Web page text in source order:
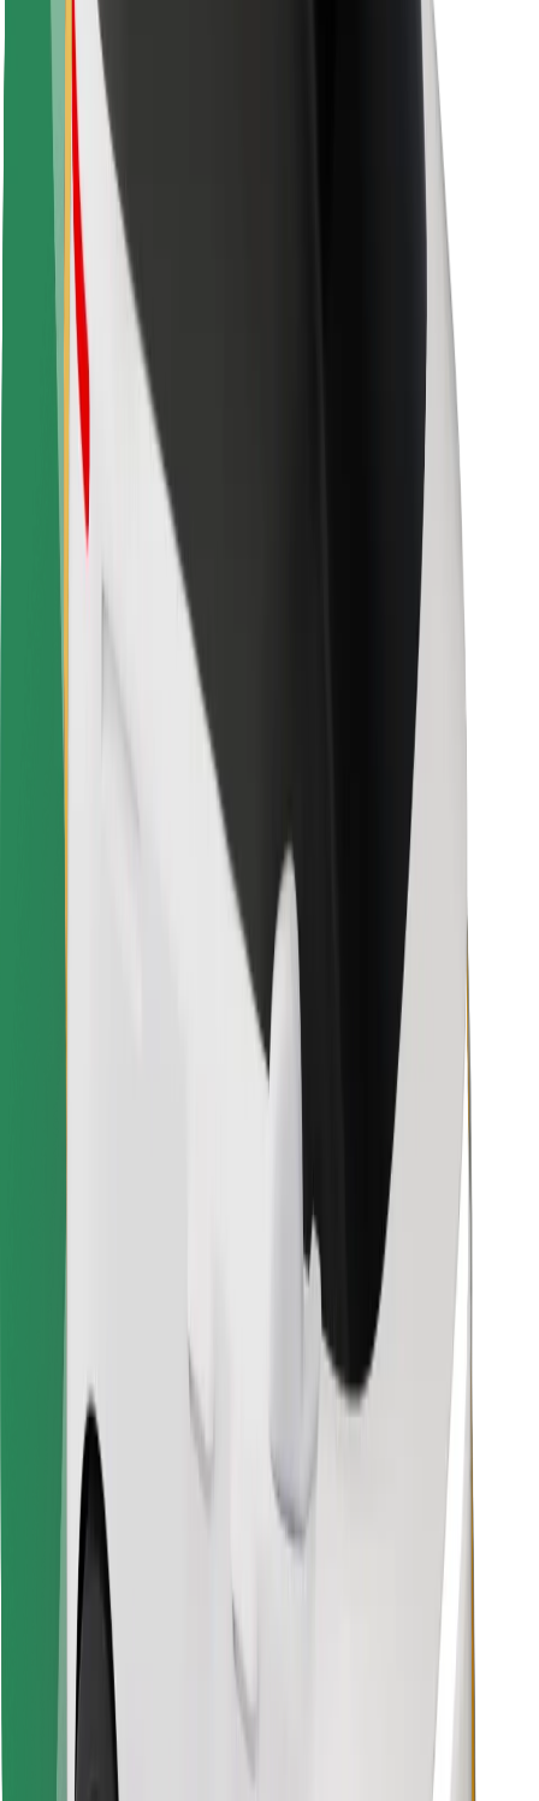
Paspirtukų saugumas
Saugumo laboratorija
Miestai
Vietovės
Sprendimai miestams
Oro uostai
„Bolt“ įkrovimo stotelės
Pagalba
Keleiviams
Vairuotojams
Kurjeriams
„Bolt Food“
Automobilių nuomos įmonių savininkams
Restoranams
„Bolt for Business“
Paslaugų teikėjai
Automobilis atvyks per kelias minutes!
Atsisiųsti programėlę „Bolt“
Raskite savo mėgstamą maistą!
Atsisiųsti programėlę „Bolt Food“